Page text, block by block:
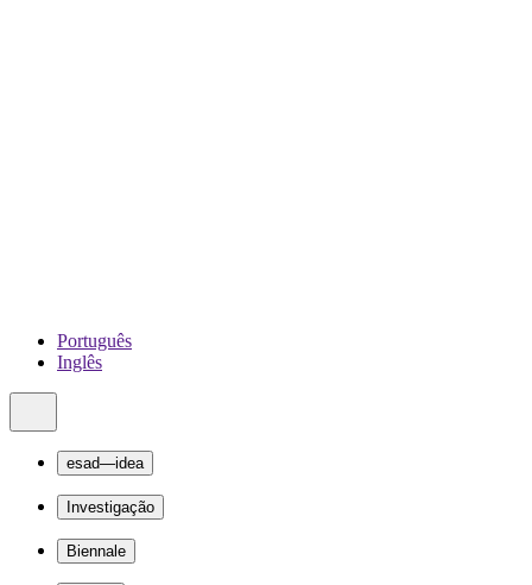
Português
Inglês
esad—idea
Investigação
Biennale